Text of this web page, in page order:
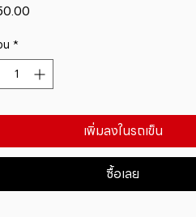
น *
เพิ่มลงในรถเข็น
ซื้อเลย